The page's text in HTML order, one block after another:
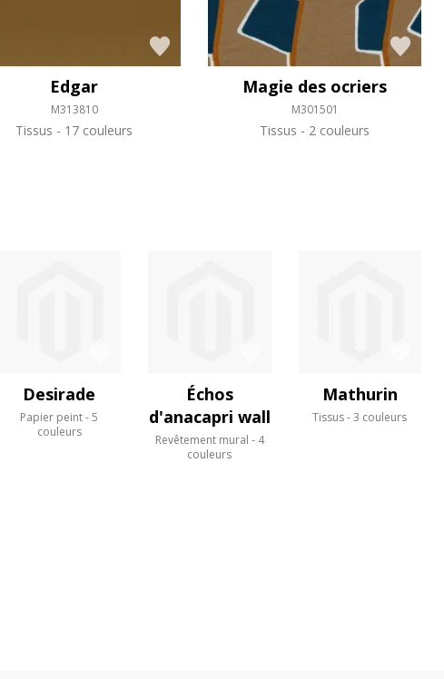
Edgar
M313810
Tissus 17 couleurs
Magie des ocriers
M301501
Tissus 2 couleurs
Desirade
Papier peint
5
couleurs
Échos
d'anacapri wall
Revêtement mural
4
couleurs
Mathurin
Tissus 3 couleurs